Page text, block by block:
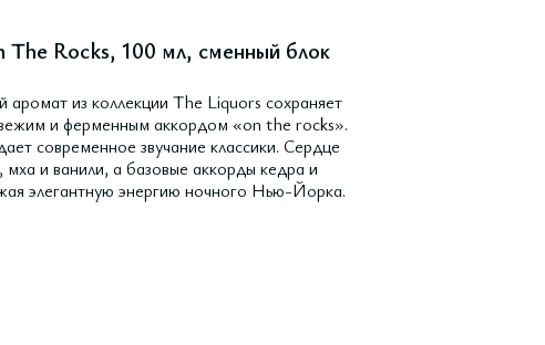
Rocks, 100 мл, сменный блок
из коллекции The Liquors сохраняет
и ферменным аккордом «on the rocks».
современное звучание классики. Сердце
и ванили, а базовые аккорды кедра и
элегантную энергию ночного Нью-Йорка.